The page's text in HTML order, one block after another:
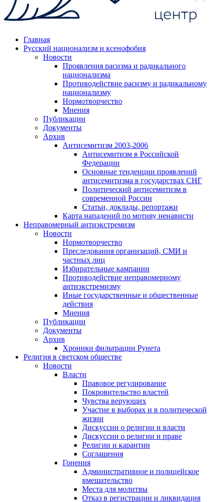
Главная
Русский национализм и ксенофобия
Новости
Проявления расизма и радикального
национализма
Противодействие расизму и радикальному
национализму
Нормотворчество
Мнения
Публикации
Документы
Архив
Антисемитизм 2003-2006
Антисемитизм в Российской
Федерации
Основные тенденции проявлений
антисемитизма в государствах СНГ
Политический антисемитизм в
современной России
Статьи, доклады, репортажи
Карта нападений по мотиву ненависти
Неправомерный антиэкстремизм
Новости
Нормотворчество
Преследования организаций, СМИ и
частных лиц
Избирательные кампании
Противодействие неправомерному
антиэкстремизму
Иные государственные и общественные
действия
Мнения
Публикации
Документы
Архив
Хроники фильтрации Рунета
Религия в светском обществе
Новости
Власти
Правовое регулирование
Покровительство властей
Чувства верующих
Участие в выборах и в политической
жизни
Дискуссии о религии и власти
Дискуссии о религии и праве
Религии и карантин
Соглашения
Гонения
Административное и полицейское
вмешательство
Места для молитвы
Отказ в регистрации и ликвидация